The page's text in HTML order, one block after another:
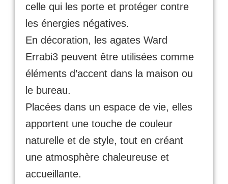
celle qui les porte et protéger contre
les énergies négatives.
En décoration, les agates Ward
Errabi3 peuvent être utilisées comme
éléments d’accent dans la maison ou
le bureau.
Placées dans un espace de vie, elles
apportent une touche de couleur
naturelle et de style, tout en créant
une atmosphère chaleureuse et
accueillante.